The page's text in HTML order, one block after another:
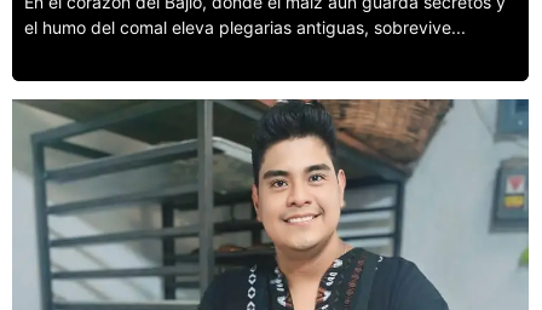
el humo del comal eleva plegarias antiguas, sobrevive...